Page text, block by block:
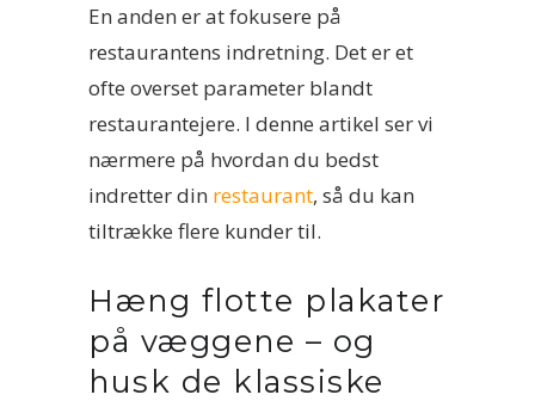
En anden er at fokusere på
restaurantens indretning. Det er et
ofte overset parameter blandt
restaurantejere. I denne artikel ser vi
nærmere på hvordan du bedst
indretter din restaurant, så du kan
tiltrække flere kunder til.
Hæng flotte plakater
på væggene – og
husk de klassiske